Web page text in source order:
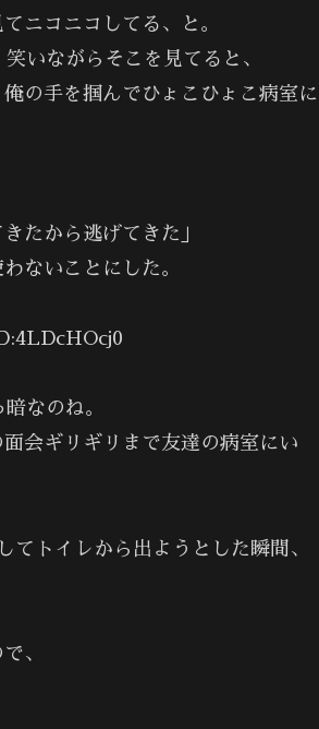
ニコニコしてる、と。
いながらそこを見てると、
の手を掴んでひょこひょこ病室に
たから逃げてきた」
ないことにした。
なのね。
会ギリギリまで友達の病室にい
トイレから出ようとした瞬間、
、